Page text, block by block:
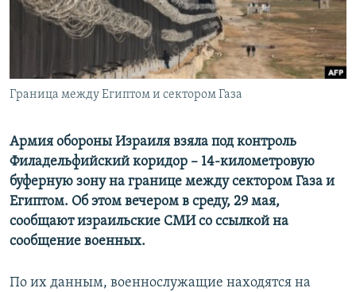
Граница между Египтом и сектором Газа
Армия обороны Израиля взяла под контроль
Филадельфийский коридор – 14-километровую
буферную зону на границе между сектором Газа и
Египтом. Об этом вечером в среду, 29 мая,
сообщают израильские СМИ со ссылкой на
сообщение военных.
По их данным, военнослужащие находятся на